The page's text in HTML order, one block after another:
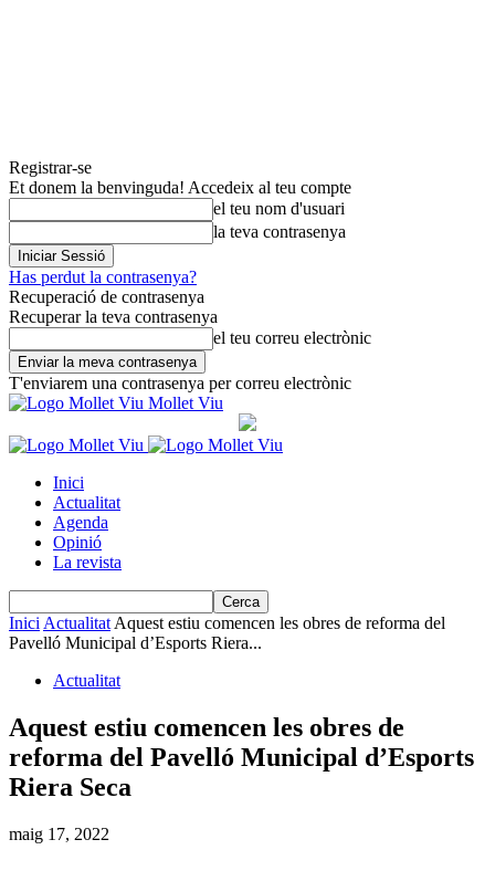
Registrar-se
Et donem la benvinguda! Accedeix al teu compte
el teu nom d'usuari
la teva contrasenya
Has perdut la contrasenya?
Recuperació de contrasenya
Recuperar la teva contrasenya
el teu correu electrònic
T'enviarem una contrasenya per correu electrònic
Mollet Viu
Inici
Actualitat
Agenda
Opinió
La revista
Inici Actualitat Aquest estiu comencen les obres de reforma del
Pavelló Municipal d’Esports Riera...
Actualitat
Aquest estiu comencen les obres de
reforma del Pavelló Municipal d’Esports
Riera Seca
maig 17, 2022